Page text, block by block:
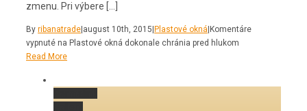
zmenu. Pri výbere […]
By ribanatrade august 10th, 2015 Plastové okná Komentáre
vypnuté na Plastové okná dokonale chránia pred hlukom
Read More